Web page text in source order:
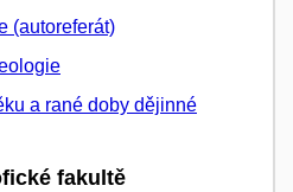
(autoreferát)
a rané doby dějinné
fakultě